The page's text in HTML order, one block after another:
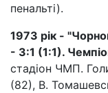
пенальті).
1973 рік -
- 3:1 (1:1).
стадіон ЧМП.
(82), В.